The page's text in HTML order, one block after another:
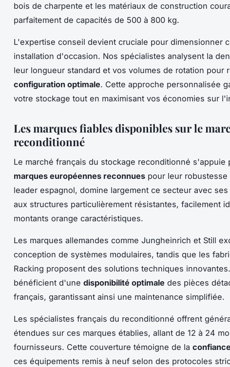
bois de charpente et les matériaux de construction
parfaitement de capacités de 500 à 800 kg.
L'expertise conseil devient cruciale pour dimensionner
installation d'occasion. Nos spécialistes analysent la
leur longueur standard et vos volumes de rotation pour
configuration optimale. Cette approche personnalisée
votre stockage tout en maximisant vos économies sur
Les marques fiables disponibles sur le
reconditionné
Le marché français du stockage reconditionné s'appuie
marques européennes reconnues pour leur
leader espagnol, domine largement ce secteur avec
aux structures particulièrement résistantes, facilement
montants orange caractéristiques.
Les marques allemandes comme Jungheinrich et Still
conception de systèmes modulaires, tandis que les
Racking proposent des solutions techniques
bénéficient d'une disponibilité optimale des pièces
français, garantissant ainsi une maintenance simplifiée.
Les spécialistes français du reconditionné offrent
étendues sur ces marques établies, allant de 12 à 24
fournisseurs. Cette couverture témoigne de la
ces équipements remis à neuf selon des protocoles